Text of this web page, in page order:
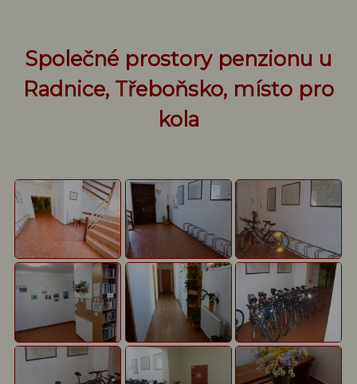
Společné prostory penzionu u
Radnice, Třeboňsko, místo pro
kola